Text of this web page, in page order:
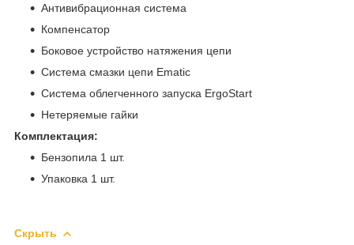
Антивибрационная система
Компенсатор
Боковое устройство натяжения цепи
Система смазки цепи Ematic
Система облегченного запуска ErgoStart
Нетеряемые гайки
Комплектация:
Бензопила 1 шт.
Упаковка 1 шт.
Скрыть